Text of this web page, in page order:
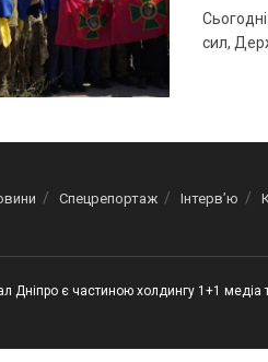
сил,
Спецрепортаж Інтерв’ю
Дніпро є частиною холдингу 1+1 медіа